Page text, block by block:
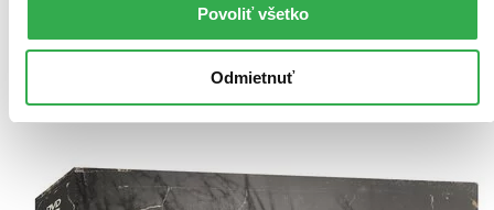
Povoliť všetko
Odmietnuť
vám ho vieme zabezpečiť a odoslať do 4 – 6 dní. A
posnažíme sa aj trochu rýchlejšie!